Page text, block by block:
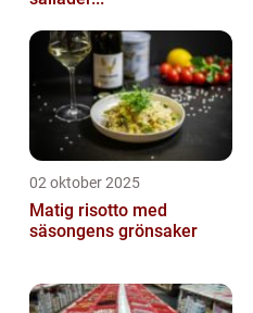
02 oktober 2025
Matig risotto med
säsongens grönsaker